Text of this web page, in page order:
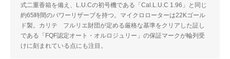
式二重香箱を備え、L.U.Cの初号機である「Cal.L.U.C 1.96」と同じ
約65時間のパワーリザーブを持つ。マイクロローターは22Kゴール
ド製。カリテﾠフルリエ財団が定める厳格な基準をクリアした証し
である「FQF認定オート・オルロジュリー」の保証マークが輪列受
けに刻まれている点にも注目。